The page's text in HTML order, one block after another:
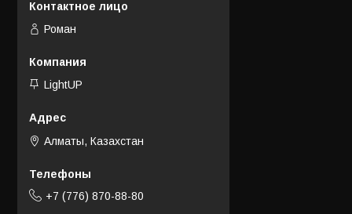
Роман
LightUP
Алматы, Казахстан
+7 (776) 870-88-80